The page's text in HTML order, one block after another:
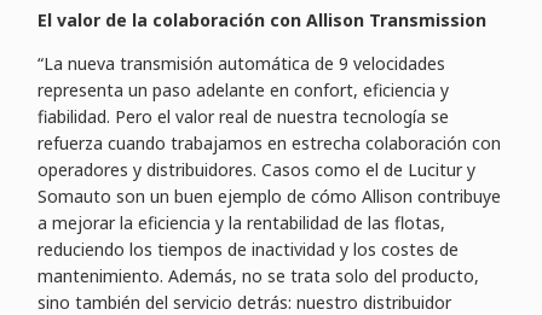
El valor de la colaboración con Allison Transmission
“La nueva transmisión automática de 9 velocidades
representa un paso adelante en confort, eficiencia y
fiabilidad. Pero el valor real de nuestra tecnología se
refuerza cuando trabajamos en estrecha colaboración con
operadores y distribuidores. Casos como el de Lucitur y
Somauto son un buen ejemplo de cómo Allison contribuye
a mejorar la eficiencia y la rentabilidad de las flotas,
reduciendo los tiempos de inactividad y los costes de
mantenimiento. Además, no se trata solo del producto,
sino también del servicio detrás: nuestro distribuidor